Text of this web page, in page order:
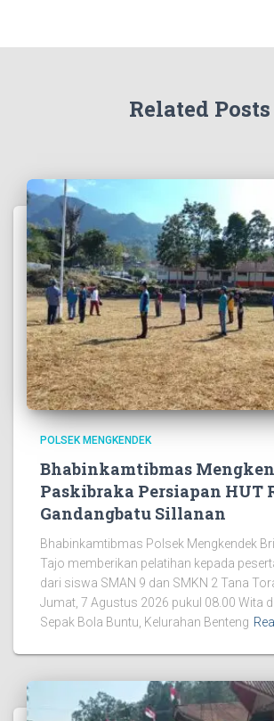
Related Posts
POLSEK MENGKENDEK
Bhabinkamtibmas
Paskibraka Persiapan HUT
Gandangbatu Sillanan
Bhabinkamtibmas Polsek Mengkendek
Tajo memberikan pelatihan kepada
dari siswa SMAN 9 dan SMKN 2 Tana
Jumat, 7 Agustus 2026 pukul 08.00 Wita
Sepak Bola Buntu, Kelurahan Benteng